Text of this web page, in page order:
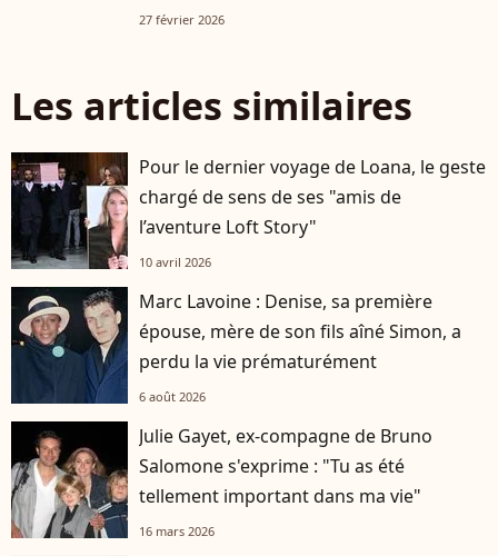
27 février 2026
Les articles similaires
Pour le dernier voyage de Loana, le geste
chargé de sens de ses "amis de
l’aventure Loft Story"
10 avril 2026
Marc Lavoine : Denise, sa première
épouse, mère de son fils aîné Simon, a
perdu la vie prématurément
6 août 2026
Julie Gayet, ex-compagne de Bruno
Salomone s'exprime : "Tu as été
tellement important dans ma vie"
16 mars 2026